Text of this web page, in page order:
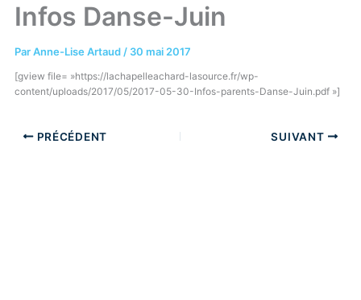
Infos Danse-Juin
ParAnne-Lise Artaud / 30 mai 2017
[gview file= »https://lachapelleachard-lasource.fr/wp-
content/uploads/2017/05/2017-05-30-Infos-parents-Danse-Juin.pdf »]
PRÉCÉDENT SUIVANT